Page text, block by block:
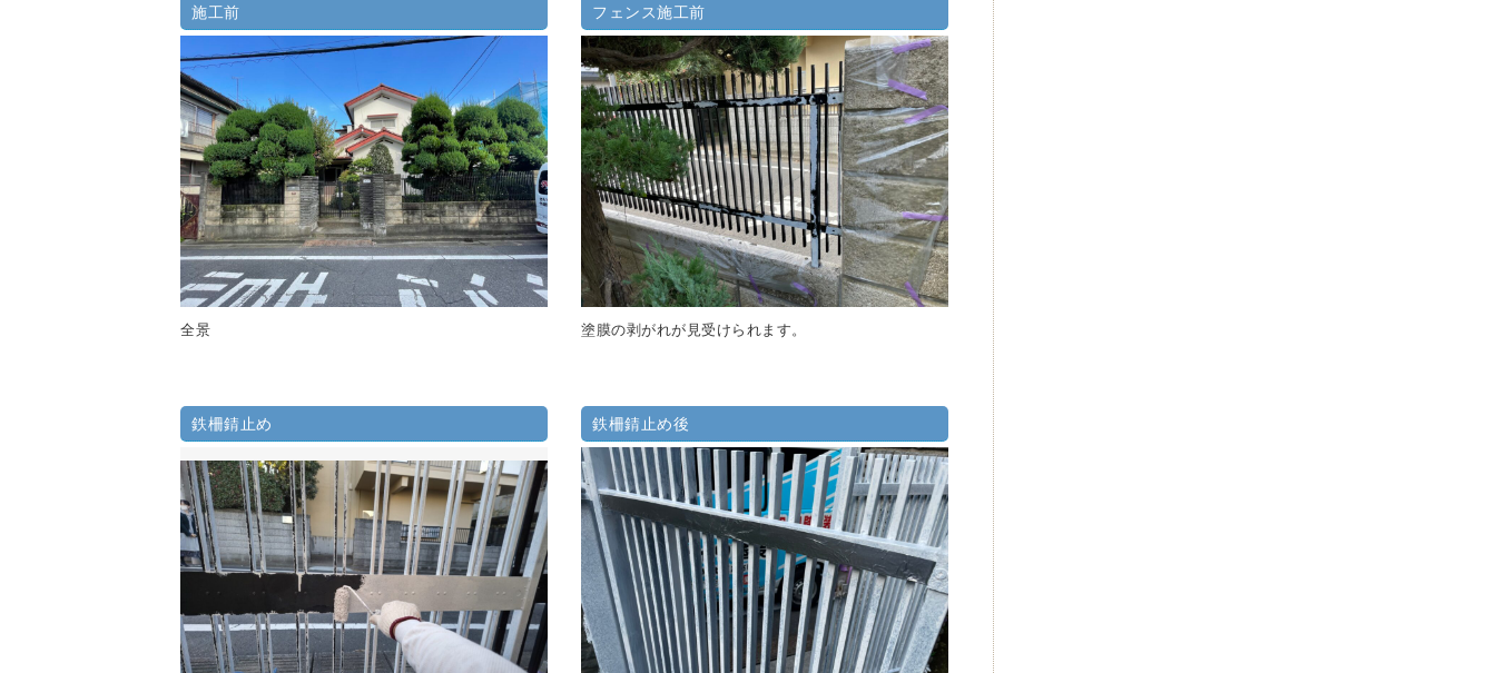
施工前
全景
フェンス施工前
塗膜の剥がれが見受けられます。
鉄柵錆止め 鉄柵錆止め後